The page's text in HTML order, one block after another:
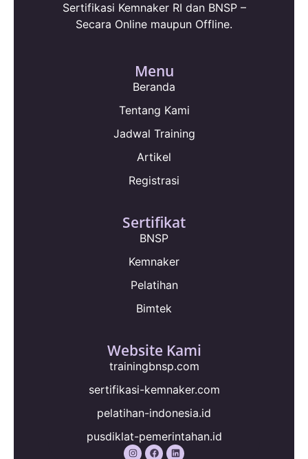
Sertifikasi Kemnaker RI dan BNSP –
Secara Online maupun Offline.
Menu
Beranda
Tentang Kami
Jadwal Training
Artikel
Registrasi
Sertifikat
BNSP
Kemnaker
Pelatihan
Bimtek
Website Kami
trainingbnsp.com
sertifikasi-kemnaker.com
pelatihan-indonesia.id
pusdiklat-pemerintahan.id